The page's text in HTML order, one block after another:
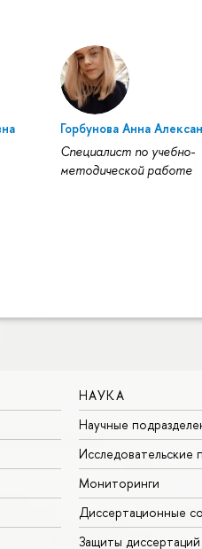
Горбунова Анна
Специалист по учебно-
методической работе
НАУКА
Научные
Исследовательские
Мониторинги
Диссертационные
Защиты диссертаций